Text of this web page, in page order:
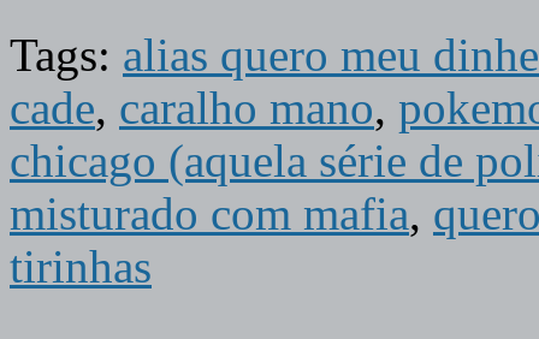
Tags: alias quero meu
cade, caralho mano,
chicago (aquela série de
misturado com mafia,
tirinhas